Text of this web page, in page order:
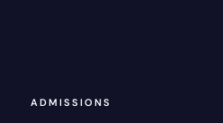
ADMISSIONS